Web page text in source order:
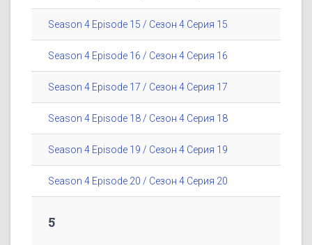
Season 4 Episode 15 / Сезон 4 Серия 15
Season 4 Episode 16 / Сезон 4 Серия 16
Season 4 Episode 17 / Сезон 4 Серия 17
Season 4 Episode 18 / Сезон 4 Серия 18
Season 4 Episode 19 / Сезон 4 Серия 19
Season 4 Episode 20 / Сезон 4 Серия 20
5